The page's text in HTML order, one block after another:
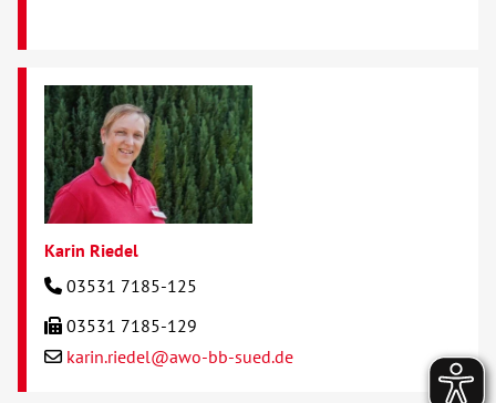
Karin Riedel
03531 7185-125
03531 7185-129
karin.riedel@awo-bb-sued.de